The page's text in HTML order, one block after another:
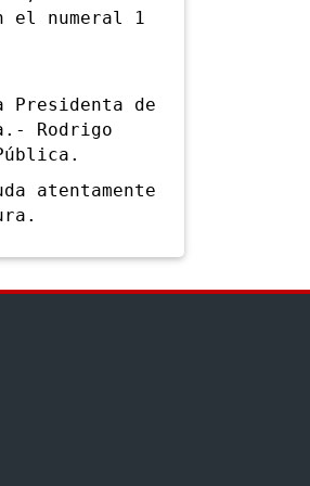
numeral 1
de
Rodrigo
atentamente